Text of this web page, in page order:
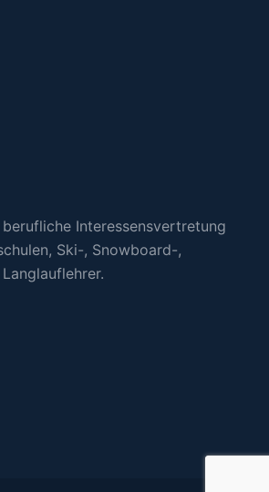
Interessensvertretung
Ski-, Snowboard-,